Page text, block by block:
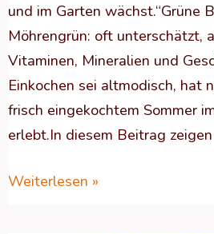
und im Garten wächst.“Grüne
Möhrengrün: oft unterschätzt,
Vitaminen, Mineralien und
Einkochen sei altmodisch, hat
frisch eingekochtem Sommer
erlebt.In diesem Beitrag
Weiterlesen »